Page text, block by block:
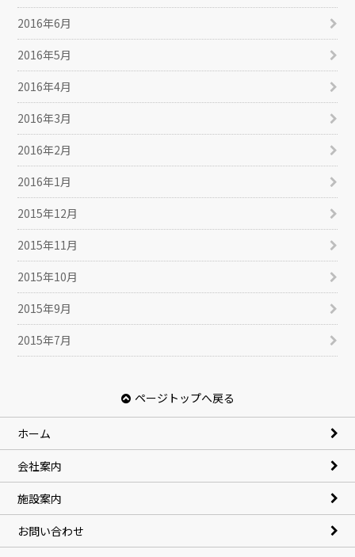
2016年6月
2016年5月
2016年4月
2016年3月
2016年2月
2016年1月
2015年12月
2015年11月
2015年10月
2015年9月
2015年7月
ページトップへ戻る
ホーム
会社案内
施設案内
お問い合わせ